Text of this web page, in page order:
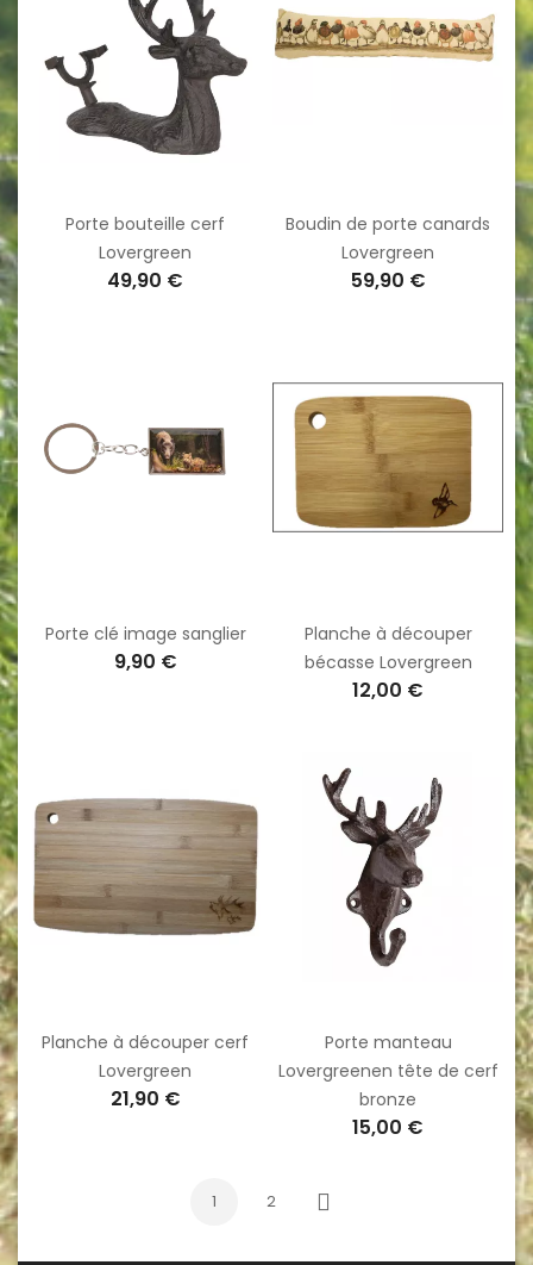
Porte bouteille cerf
Lovergreen
49,90 €
Boudin de porte canards
Lovergreen
59,90 €
Porte clé image sanglier
9,90 €
Planche à découper
bécasse Lovergreen
12,00 €
Planche à découper cerf
Lovergreen
21,90 €
Porte manteau
Lovergreenen tête de cerf
bronze
15,00 €
1 2
Suivant